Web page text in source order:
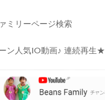
ミリーページ検索
ン人気10動画♪ 連続再生★